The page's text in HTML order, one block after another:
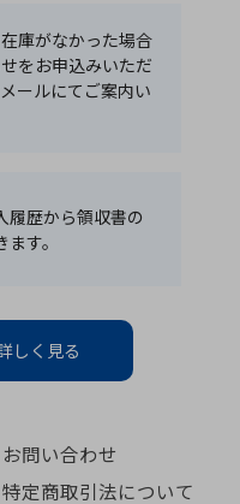
庫がなかった場合
をお申込みいただ
ールにてご案内い
履歴から領収書の
す。
しく見る
お問い合わせ
特定商取引法について